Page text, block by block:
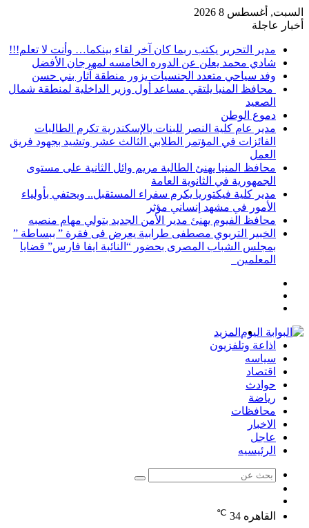
السبت, أغسطس 8 2026
أخبار عاجلة
مدير التحرير يكتب ربما كان آخر لقاء بينكما… وأنت لا تعلم!!!
شادي محمد يعلن عن الدوره الخامسه لمهرجان الأفضل
وفد سياحي متعدد الجنسيات يزور منطقة آثار بني حسن
محافظ المنيا يلتقي مساعد أول وزير الداخلية لمنطقة شمال
الصعيد
دموع الوطن
مدير عام كلية النصر للبنات بالإسكندرية تكرم الطالبات
الفائزات في المؤتمر الطلابي الثالث عشر وتشيد بجهود فريق
العمل
محافظ المنيا يهنئ الطالبة مريم وائل الثانية على مستوى
الجمهورية في الثانوية العامة
مدير كلية فيكتوريا يكرم سفراء المستقبل.. ويحتفي بأولياء
الأمور في مشهد إنساني مؤثر
محافظ الفيوم يهنئ مدير الأمن الجديد بتولي مهام منصبه
الخبير التربوي مصطفى طرابية يعرض فى فقرة ” ببساطة ”
بمجلس الشباب المصرى بحضور “النائبة ايفا فارس” قضايا
المعلمين
المزيد
اذاعة وتلفزيون
سياسه
اقتصاد
حوادث
رياضة
محافظات
الاخبار
عاجل
الرئيسيه
بحث
عشوائي
القاهره 34
℃